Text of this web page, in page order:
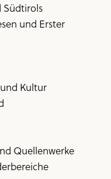
Südtirols
und Erster
Kultur
Quellenwerke